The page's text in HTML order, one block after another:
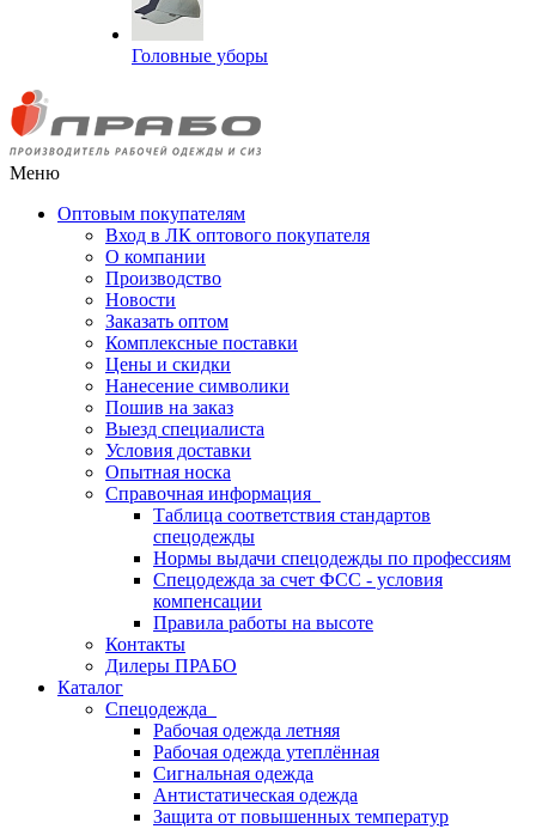
Головные уборы
Меню
Оптовым покупателям
Вход в ЛК оптового покупателя
О компании
Производство
Новости
Заказать оптом
Комплексные поставки
Цены и скидки
Нанесение символики
Пошив на заказ
Выезд специалиста
Условия доставки
Опытная носка
Справочная информация
Таблица соответствия стандартов
спецодежды
Нормы выдачи спецодежды по профессиям
Спецодежда за счет ФСС - условия
компенсации
Правила работы на высоте
Контакты
Дилеры ПРАБО
Каталог
Спецодежда
Рабочая одежда летняя
Рабочая одежда утеплённая
Сигнальная одежда
Антистатическая одежда
Защита от повышенных температур